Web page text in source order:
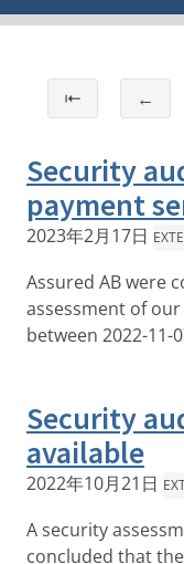
⇤ ←
Security
payment
2023年2月17日
Assured AB were
assessment of
between 2022-11-
Security
available
2022年10月21日
A security
concluded that